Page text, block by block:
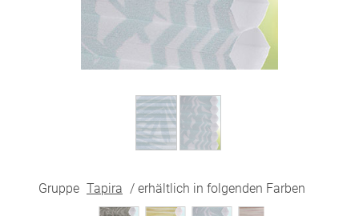
Gruppe Tapira / erhältlich in folgenden Farben